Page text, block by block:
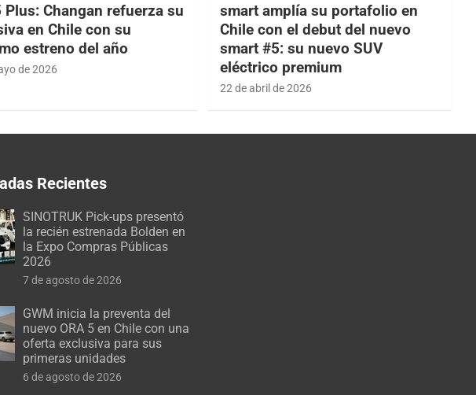
Plus: Changan refuerza su
en Chile con su
estreno del año
de 2026
smart amplía su portafolio en
Chile con el debut del nuevo
smart #5: su nuevo SUV
eléctrico premium
22 de abril de 2026
Recientes
SINOTRUK Pick-ups presentó
la recién estrenada Bolden en
la Expo Compras Públicas
2026
7 de agosto de 2026
GWM inicia la preventa del
nuevo ORA 5 en Chile con una
oferta exclusiva para sus
primeras unidades
6 de agosto de 2026